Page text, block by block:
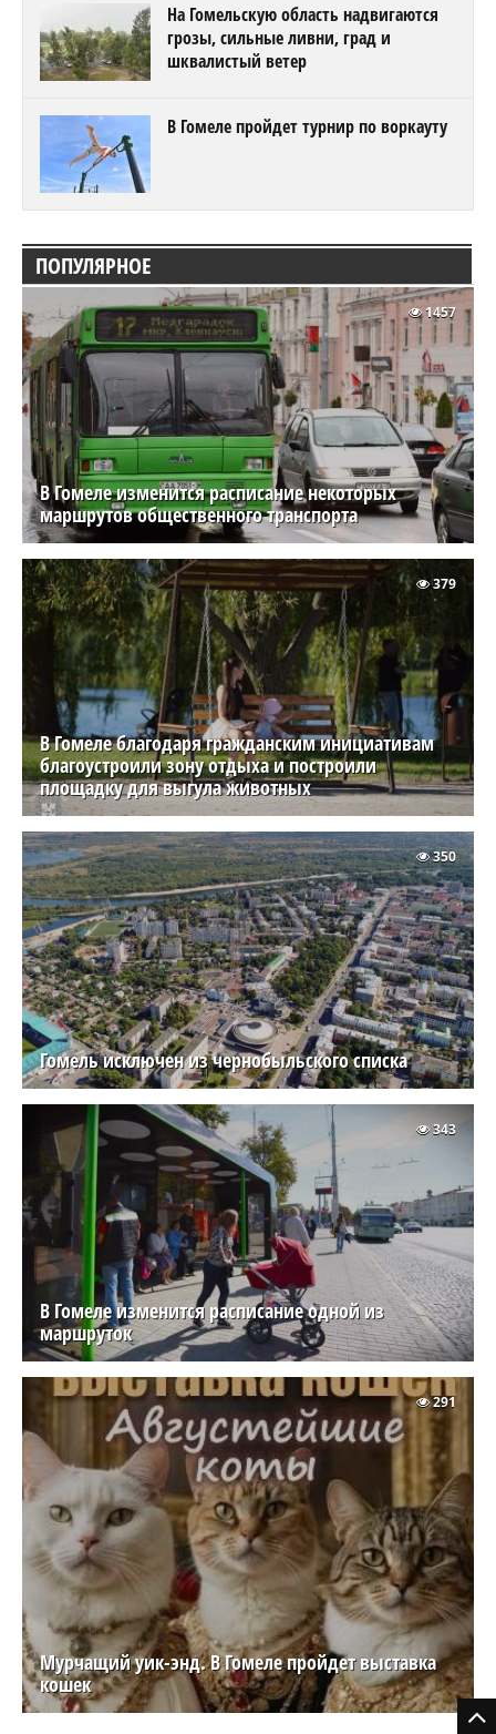
На Гомельскую область надвигаются
грозы, сильные ливни, град и
шквалистый ветер
В Гомеле пройдет турнир по воркауту
ПОПУЛЯРНОЕ
В Гомеле изменится расписание некоторых
маршрутов общественного транспорта
1457
В Гомеле благодаря гражданским инициативам
благоустроили зону отдыха и построили
площадку для выгула животных
379
Гомель исключен из чернобыльского списка
350
В Гомеле изменится расписание одной из
маршруток
343
Мурчащий уик-энд. В Гомеле пройдет выставка
кошек
291